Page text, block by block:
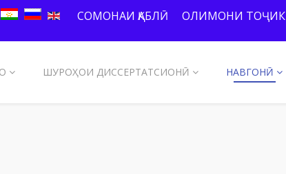
СОМОНАИ ҚАБЛӢ ОЛИМОНИ ТОҶИК
ШУРОҲОИ ДИССЕРТАТСИОНӢ НАВГОНӢ